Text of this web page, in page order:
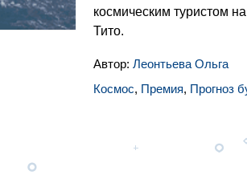
космическим туристом
Тито.
Автор: Леонтьева Ольга
Космос, Премия, Прогноз